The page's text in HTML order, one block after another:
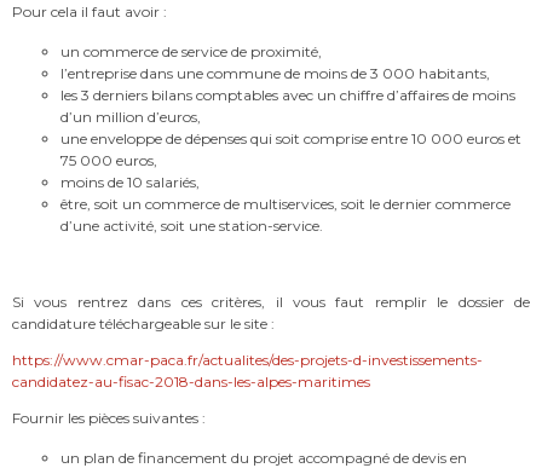
Pour cela il faut avoir :
un commerce de service de proximité,
l’entreprise dans une commune de moins de 3 000 habitants,
les 3 derniers bilans comptables avec un chiffre d’affaires de moins
d’un million d’euros,
une enveloppe de dépenses qui soit comprise entre 10 000 euros et
75 000 euros,
moins de 10 salariés,
être, soit un commerce de multiservices, soit le dernier commerce
d’une activité, soit une station-service.
Si vous rentrez dans ces critères, il vous faut remplir le dossier de
candidature téléchargeable sur le site :
https://www.cmar-paca.fr/actualites/des-projets-d-investissements-
candidatez-au-fisac-2018-dans-les-alpes-maritimes
Fournir les pièces suivantes :
un plan de financement du projet accompagné de devis en